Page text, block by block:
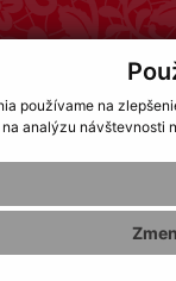
používame na
analýzu